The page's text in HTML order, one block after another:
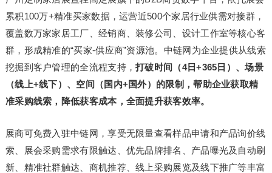
累积100万+精准买家数据，运营近500个家居行业供需对接群，
覆盖数万家家居工厂、经销商、装修公司、设计工作室等核心客
群，形成精准的“买家-供应商”资源池。中链网为企业提供从线索
挖掘到客户管理的全流程支持，打破时间（4日+365日）、场景
（线上+线下）、空间（国内+国外）的限制，帮助企业获取精
准采购线索，降低获客成本，全面提升获客效率。
展商可免费入驻中链网，享受无限量查看样品申请和产品询价线
索、展会采购需求有限触达、优先品牌排名、产品曝光及自动刷
新、精准社群触达、商机推荐、线上采购展览及线下推广等丰富